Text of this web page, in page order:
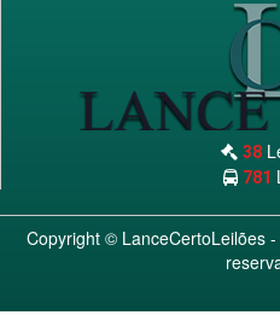
38
781
Copyright © LanceCertoLeilões -